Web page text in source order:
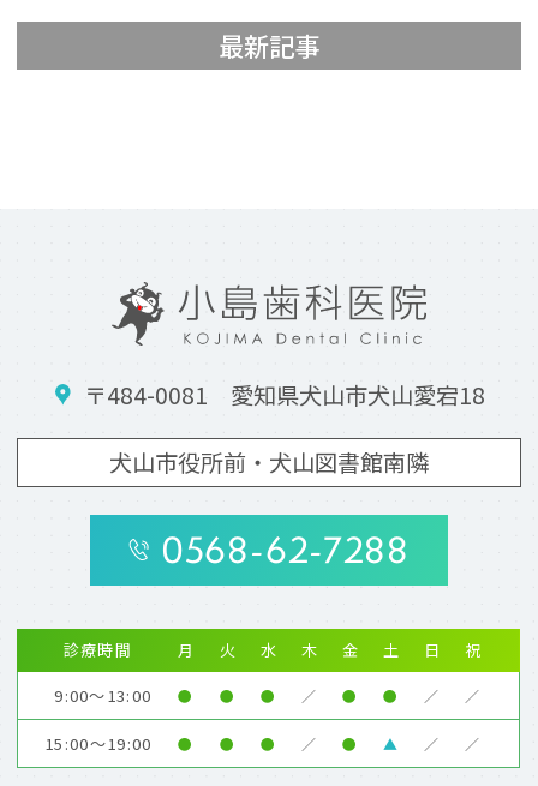
最新記事
〒484-0081 愛知県犬山市犬山愛宕18
犬山市役所前・犬山図書館南隣
0568-62-7288
診療時間 月 火 水 木 金 土 日
祝
9:00～13:00
● ● ● ／ ● ● ／ ／
15:00～19:00 ● ● ● ／ ● ▲ ／ ／